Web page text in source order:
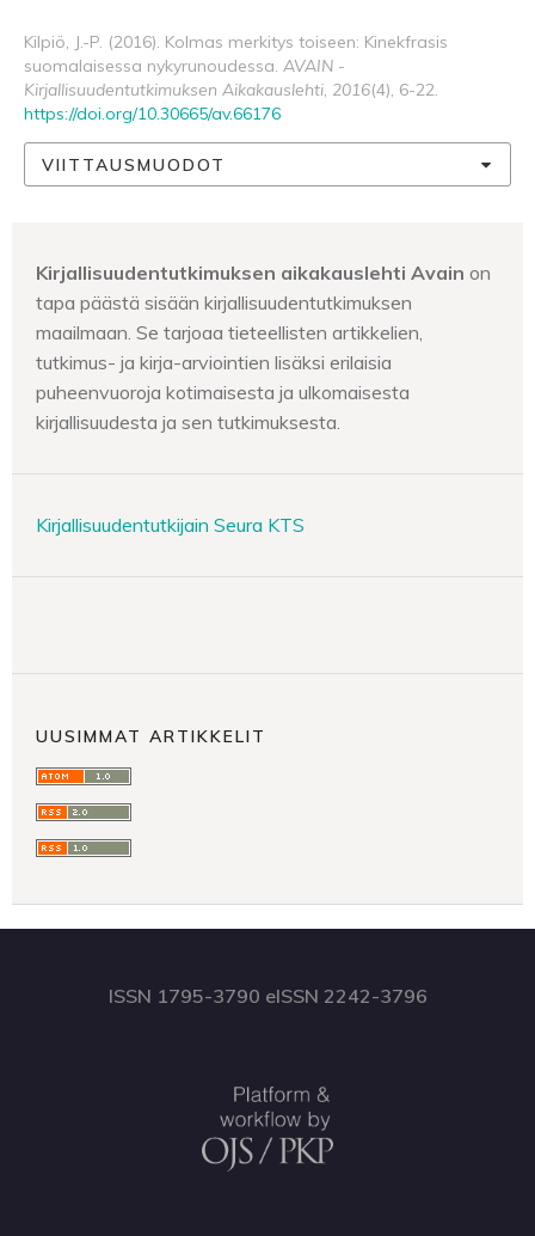
Kilpiö, J.-P. (2016). Kolmas merkitys toiseen: Kinekfrasis
suomalaisessa nykyrunoudessa. AVAIN -
Kirjallisuudentutkimuksen Aikakauslehti, 2016(4), 6-22.
https://doi.org/10.30665/av.66176
VIITTAUSMUODOT
Kirjallisuudentutkimuksen aikakauslehti Avain on
tapa päästä sisään kirjallisuudentutkimuksen
maailmaan. Se tarjoaa tieteellisten artikkelien,
tutkimus- ja kirja-arviointien lisäksi erilaisia
puheenvuoroja kotimaisesta ja ulkomaisesta
kirjallisuudesta ja sen tutkimuksesta.
Kirjallisuudentutkijain Seura KTS
UUSIMMAT ARTIKKELIT
ISSN 1795-3790 eISSN 2242-3796